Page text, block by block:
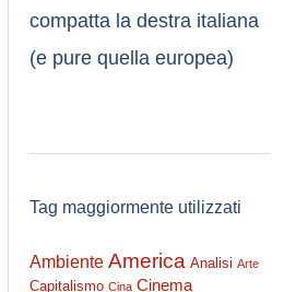
compatta la destra italiana
(e pure quella europea)
Tag maggiormente utilizzati
Ambiente America Analisi Arte
Capitalismo Cina Cinema